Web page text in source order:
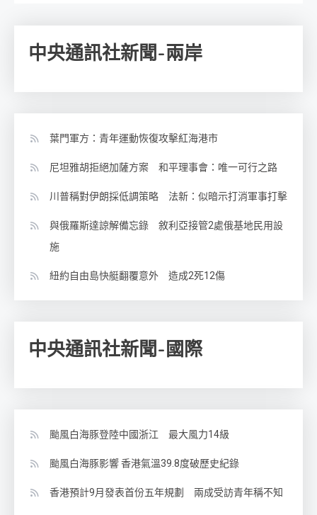
中央通訊社新聞-兩岸
葉門軍方：青年運動恢復攻擊紅海港市
尼坦雅胡拒絕加薩方案 和平理事會：唯一可行之路
川普稱對伊朗採低調策略 法新：似暗示打消軍事打擊
與俄羅斯達諒解備忘錄 敘利亞接管2處俄基地民用設
施
紐約自由島快艇翻覆意外 造成2死12傷
中央通訊社新聞-國際
颱風白海豚登陸中國浙江 最大風力14級
颱風白海豚影響 香港氣溫39.8度破歷史紀錄
香港預計9月發表首份五年規劃 兩成受訪青年稱不知